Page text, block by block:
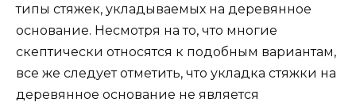
типы стяжек, укладываемых на деревянное
основание. Несмотря на то, что многие
скептически относятся к подобным вариантам,
все же следует отметить, что укладка стяжки на
деревянное основание не является